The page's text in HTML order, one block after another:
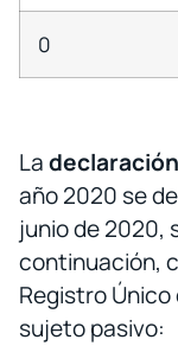
0
La
año 2020 se
junio de 2020,
continuación,
Registro
sujeto pasivo: